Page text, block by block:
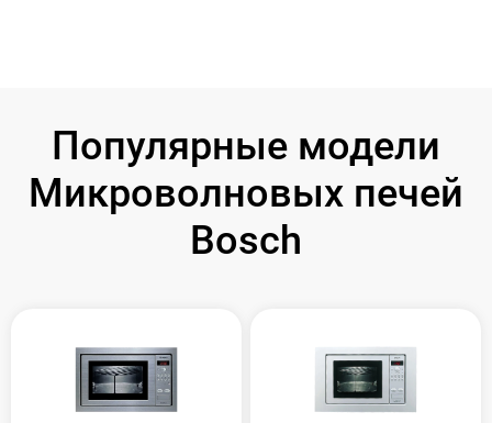
Популярные модели
Микроволновых печей
Bosch